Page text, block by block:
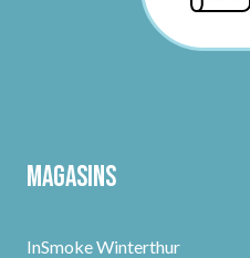
Magasins
InSmoke Winterthur